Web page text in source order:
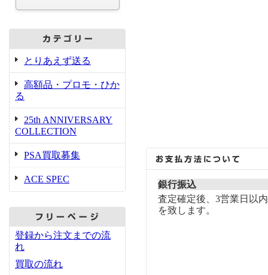
とりあえず送る
高額品・プロモ・ひか
る
25th ANNIVERSARY
COLLECTION
PSA買取募集
ACE SPEC
登録から注文までの流
れ
買取の流れ
銀行振込
査定確定後、3営業日以
を致します。